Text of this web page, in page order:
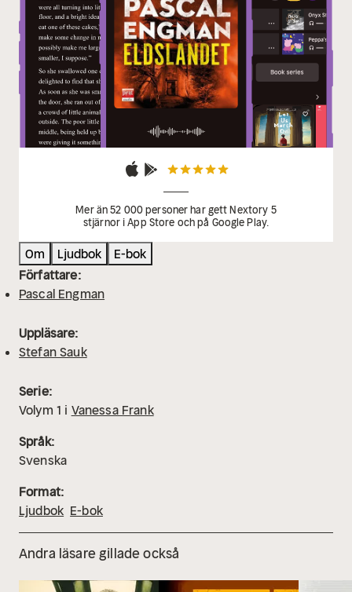
Mer än 52 000 personer har gett Nextory 5
stjärnor i App Store och på Google Play.
Om Ljudbok
E-bok
Författare:
Pascal Engman
Uppläsare:
Stefan Sauk
Serie:
Volym 1 i Vanessa Frank
Språk:
Svenska
Format:
Ljudbok E-bok
Andra läsare gillade också